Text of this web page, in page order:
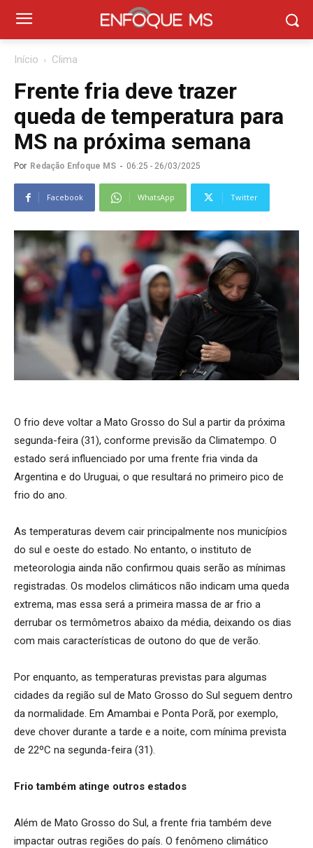
Início Clima
Frente fria deve trazer
queda de temperatura para
MS na próxima semana
Por Redação Enfoque MS - 06:25 - 26/03/2025
Facebook WhatsApp Twitter
O frio deve voltar a Mato Grosso do Sul a partir da próxima
segunda-feira (31), conforme previsão da Climatempo. O
estado será influenciado por uma frente fria vinda da
Argentina e do Uruguai, o que resultará no primeiro pico de
frio do ano.
As temperaturas devem cair principalmente nos municípios
do sul e oeste do estado. No entanto, o instituto de
meteorologia ainda não confirmou quais serão as mínimas
registradas. Os modelos climáticos não indicam uma queda
extrema, mas essa será a primeira massa de ar frio a
derrubar os termômetros abaixo da média, deixando os dias
com mais características de outono do que de verão.
Por enquanto, as temperaturas previstas para algumas
cidades da região sul de Mato Grosso do Sul seguem dentro
da normalidade. Em Amambai e Ponta Porã, por exemplo,
deve chover durante a tarde e a noite, com mínima prevista
de 22ºC na segunda-feira (31).
Frio também atinge outros estados
Além de Mato Grosso do Sul, a frente fria também deve
impactar outras regiões do país. O fenômeno climático